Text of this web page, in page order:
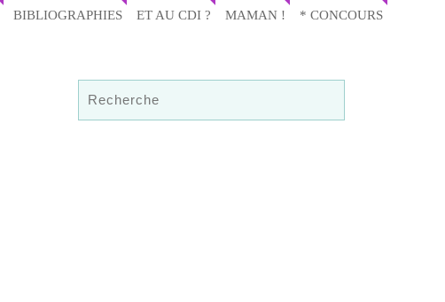
BIBLIOGRAPHIES ET AU CDI ? MAMAN ! * CONCOURS